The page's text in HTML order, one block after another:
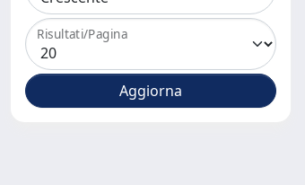
Risultati/Pagina